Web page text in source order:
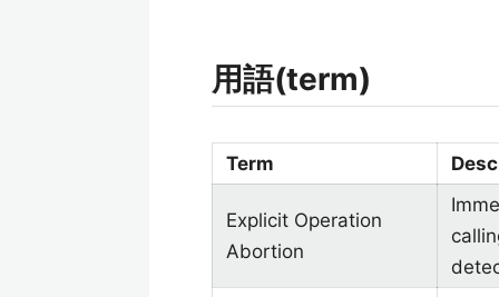
用語(term)
Term
Explicit Operation
Abortion